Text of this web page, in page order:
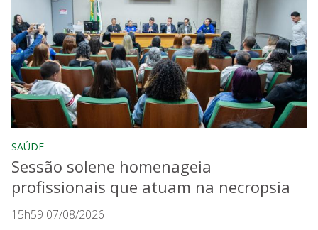
SAÚDE
Sessão solene homenageia
profissionais que atuam na necropsia
15h59 07/08/2026